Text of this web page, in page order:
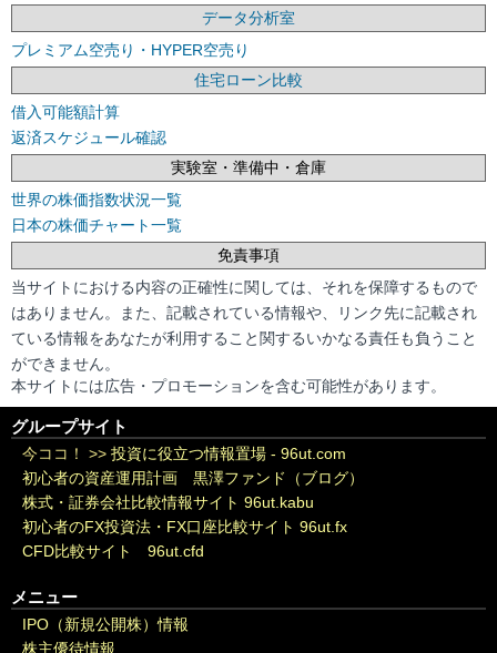
データ分析室
プレミアム空売り・HYPER空売り
住宅ローン比較
借入可能額計算
返済スケジュール確認
実験室・準備中・倉庫
世界の株価指数状況一覧
日本の株価チャート一覧
免責事項
当サイトにおける内容の正確性に関しては、それを保障するもので
はありません。また、記載されている情報や、リンク先に記載され
ている情報をあなたが利用すること関するいかなる責任も負うこと
ができません。
本サイトには広告・プロモーションを含む可能性があります。
グループサイト
今ココ！ >> 投資に役立つ情報置場 - 96ut.com
初心者の資産運用計画 黒澤ファンド（ブログ）
株式・証券会社比較情報サイト 96ut.kabu
初心者のFX投資法・FX口座比較サイト 96ut.fx
CFD比較サイト 96ut.cfd
メニュー
IPO（新規公開株）情報
株主優待情報